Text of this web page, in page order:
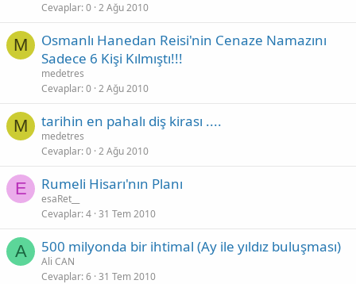
Cevaplar 0 2 Ağu 2010
M
Osmanlı Hanedan Reisi'nin Cenaze Namazını
Sadece 6 Kişi Kılmıştı!!!
medetres
Cevaplar 0 2 Ağu 2010
M tarihin en pahalı diş kirası ....
medetres
Cevaplar 0 2 Ağu 2010
E Rumeli Hisarı'nın Planı
esaRet__
Cevaplar 4 31 Tem 2010
A 500 milyonda bir ihtimal (Ay ile yıldız buluşması)
Ali CAN
Cevaplar 6 31 Tem 2010